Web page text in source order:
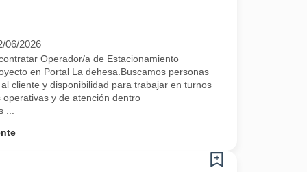
06/2026
Operador/a de Estacionamiento
en Portal La dehesa.Buscamos personas
cliente y disponibilidad para trabajar en turnos
y de atención dentro